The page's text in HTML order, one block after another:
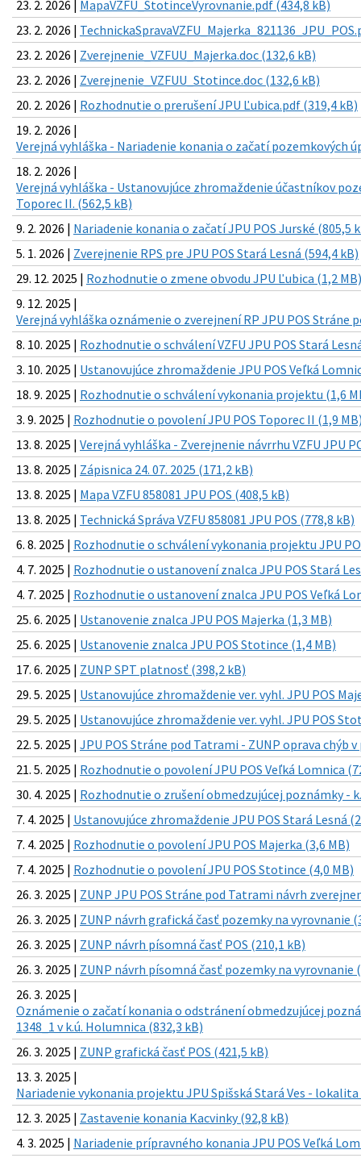
23. 2. 2026 | MapaVZFU_StotinceVyrovnanie.pdf (434,8 kB)
23. 2. 2026 |
23. 2. 2026 | Zverejnenie_VZFUU_Majerka.doc (132,6 kB)
23. 2. 2026 | Zverejnenie_VZFUU_Stotince.doc (132,6 kB)
20. 2. 2026 | Rozhodnutie o prerušení JPU Ľubica.pdf (319,4 kB)
19. 2. 2026 |
Verejná vyhláška - Nariadenie konania o začatí pozemkových
18. 2. 2026 |
Verejná vyhláška - Ustanovujúce zhromaždenie účastníkov
Toporec II. (562,5 kB)
9. 2. 2026 | Nariadenie konania o začatí JPU POS Jurské (805,5
5. 1. 2026 | Zverejnenie RPS pre JPU POS Stará Lesná (594,4 kB)
29. 12. 2025 | Rozhodnutie o zmene obvodu JPU Ľubica (1,2 MB)
9. 12. 2025 |
Verejná vyhláška oznámenie o zverejnení RP JPU POS Stráne
8. 10. 2025 | Rozhodnutie o schválení VZFU JPU POS Stará
3. 10. 2025 | Ustanovujúce zhromaždenie JPU POS Veľká
18. 9. 2025 | Rozhodnutie o schválení vykonania projektu (1,6
3. 9. 2025 | Rozhodnutie o povolení JPU POS Toporec II (1,9
13. 8. 2025 | Verejná vyhláška - Zverejnenie návrrhu VZFU JPU
13. 8. 2025 | Zápisnica 24. 07. 2025 (171,2 kB)
13. 8. 2025 | Mapa VZFU 858081 JPU POS (408,5 kB)
13. 8. 2025 | Technická Správa VZFU 858081 JPU POS (778,8 kB)
6. 8. 2025 | Rozhodnutie o schválení vykonania projektu JPU
4. 7. 2025 | Rozhodnutie o ustanovení znalca JPU POS Stará
4. 7. 2025 | Rozhodnutie o ustanovení znalca JPU POS Veľká
25. 6. 2025 | Ustanovenie znalca JPU POS Majerka (1,3 MB)
25. 6. 2025 | Ustanovenie znalca JPU POS Stotince (1,4 MB)
17. 6. 2025 | ZUNP SPT platnosť (398,2 kB)
29. 5. 2025 | Ustanovujúce zhromaždenie ver. vyhl. JPU POS
29. 5. 2025 | Ustanovujúce zhromaždenie ver. vyhl. JPU POS
22. 5. 2025 | JPU POS Stráne pod Tatrami - ZUNP oprava chýb
21. 5. 2025 | Rozhodnutie o povolení JPU POS Veľká Lomnica
30. 4. 2025 | Rozhodnutie o zrušení obmedzujúcej poznámky -
7. 4. 2025 | Ustanovujúce zhromaždenie JPU POS Stará Lesná
7. 4. 2025 | Rozhodnutie o povolení JPU POS Majerka (3,6 MB)
7. 4. 2025 | Rozhodnutie o povolení JPU POS Stotince (4,0 MB)
26. 3. 2025 | ZUNP JPU POS Stráne pod Tatrami návrh
26. 3. 2025 | ZUNP návrh grafická časť pozemky na vyrovnanie
26. 3. 2025 | ZUNP návrh písomná časť POS (210,1 kB)
26. 3. 2025 | ZUNP návrh písomná časť pozemky na vyrovnanie
26. 3. 2025 |
Oznámenie o začatí konania o odstránení obmedzujúcej
1348_1 v k.ú. Holumnica (832,3 kB)
26. 3. 2025 | ZUNP grafická časť POS (421,5 kB)
13. 3. 2025 |
Nariadenie vykonania projektu JPU Spišská Stará Ves - lokalita
12. 3. 2025 | Zastavenie konania Kacvinky (92,8 kB)
4. 3. 2025 | Nariadenie prípravného konania JPU POS Veľká